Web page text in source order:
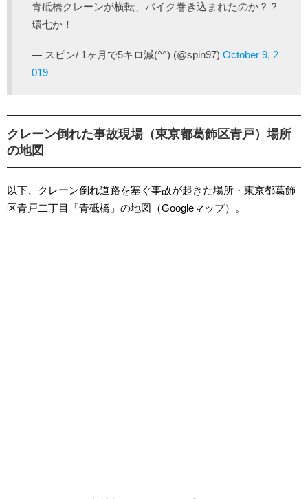
青砥橋クレーンが横転、バイク巻き込まれたのか？？
環七か！
— スピン/ 1ヶ月で5キロ減(^^) (@spin97) October 9, 2
019
クレーン倒れた事故現場（東京都葛飾区青戸）場所
の地図
以下、クレーン倒れ道路を塞ぐ事故が起きた場所・東京都葛飾
区青戸二丁目「青砥橋」の地図（Googleマップ）。